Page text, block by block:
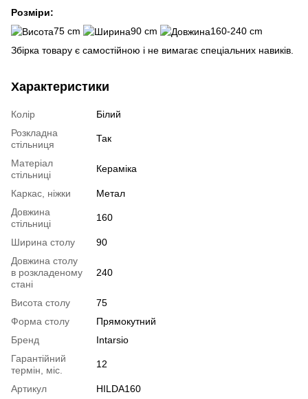
Розміри:
75 cm
90 cm
160-240 cm
Збірка товару є самостійною і не вимагає спеціальних навиків.
Характеристики
Колір
Білий
Розкладна
стільниця
Так
Матеріал
стільниці
Кераміка
Каркас, ніжки
Метал
Довжина
стільниці
160
Ширина столу
90
Довжина столу
в розкладеному
стані
240
Висота столу
75
Форма столу
Прямокутний
Бренд
Intarsio
Гарантійний
термін, міс.
12
Артикул HILDA160